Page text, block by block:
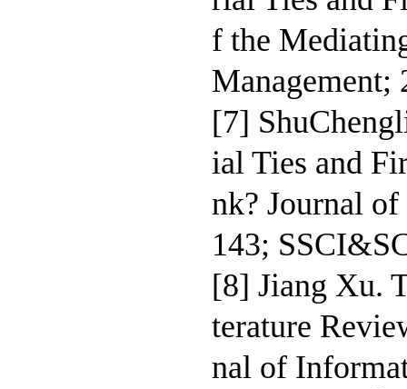
f the
Management;
[7]
ial Ties and
nk? Journal
143;
[8] Jiang Xu.
terature
nal of